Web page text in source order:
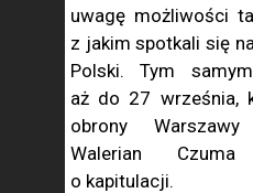
uwagę możliwości
z jakim spotkali się
Polski. Tym
aż do 27 września,
obrony
Walerian
o kapitulacji.